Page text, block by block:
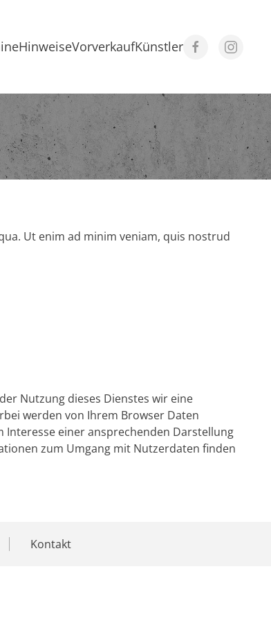
HinweiseVorverkaufKünstler
Ut enim ad minim veniam, quis nostrud
Nutzung dieses Dienstes wir eine
werden von Ihrem Browser Daten
Interesse einer ansprechenden Darstellung
zum Umgang mit Nutzerdaten finden
Kontakt